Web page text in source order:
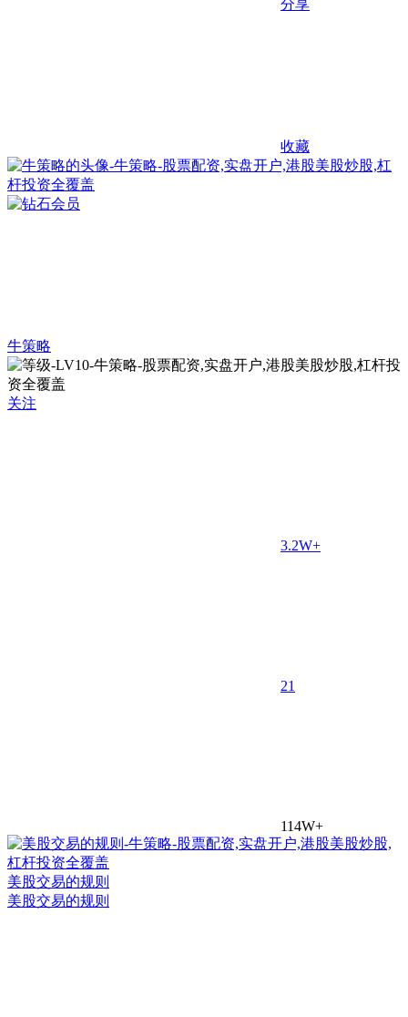
分享
收藏
牛策略
关注
3.2W+
21
114W+
美股交易的规则
美股交易的规则